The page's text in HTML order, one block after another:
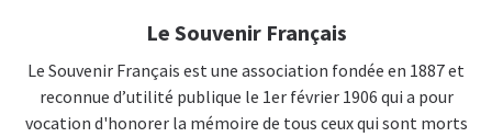
Le Souvenir Français
Le Souvenir Français est une association fondée en 1887 et
reconnue d’utilité publique le 1er février 1906 qui a pour
vocation d'honorer la mémoire de tous ceux qui sont morts